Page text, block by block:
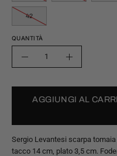
42
QUANTITÀ
Quantità
Aumenta
AGGIUNGI AL
Sergio Levantesi scarpa
tacco 14 cm, plato 3,5 cm.